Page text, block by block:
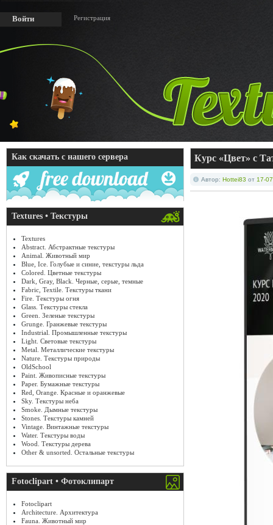
Войти Регистрация
Как скачать с нашего сервера
Textures • Текстуры
Textures
Abstract. Абстрактные текстуры
Animal. Животный мир
Blue, Ice. Голубые и синие, текстуры льда
Colored. Цветные текстуры
Dark, Gray, Black. Черные, серые, темные
Fabric, Textile. Текстуры ткани
Fire. Текстуры огня
Glass. Текстуры стекла
Green. Зеленые текстуры
Grunge. Гранжевые текстуры
Industrial. Промышленные текстуры
Light. Световые текстуры
Metal. Металлические текстуры
Nature. Текстуры природы
OldSchool
Paint. Живописные текстуры
Paper. Бумажные текстуры
Red, Orange. Красные и оранжевые
Sky. Текстуры неба
Smoke. Дымные текстуры
Stones. Текстуры камней
Vintage. Винтажные текстуры
Water. Текстуры воды
Wood. Текстуры дерева
Other & unsorted. Остальные текстуры
Fotoclipart • Фотоклипарт
Fotoclipart
Architecture. Архитектура
Fauna. Животный мир
Курс «Цвет» с
Автор: Hottei83 от 17-